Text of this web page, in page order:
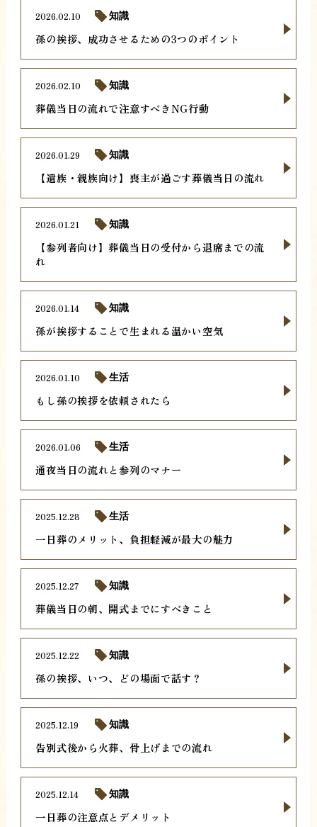
孫の挨拶、成功させるための3つのポイント
2026.02.10 知識
葬儀当日の流れで注意すべきNG行動
2026.02.10 知識
【遺族・親族向け】喪主が過ごす葬儀当日の流れ
2026.01.29 知識
【参列者向け】葬儀当日の受付から退席までの流
れ
2026.01.21 知識
孫が挨拶することで生まれる温かい空気
2026.01.14 知識
もし孫の挨拶を依頼されたら
2026.01.10 生活
通夜当日の流れと参列のマナー
2026.01.06 生活
一日葬のメリット、負担軽減が最大の魅力
2025.12.28 生活
葬儀当日の朝、開式までにすべきこと
2025.12.27 知識
孫の挨拶、いつ、どの場面で話す？
2025.12.22 知識
告別式後から火葬、骨上げまでの流れ
2025.12.19 知識
一日葬の注意点とデメリット
2025.12.14 知識